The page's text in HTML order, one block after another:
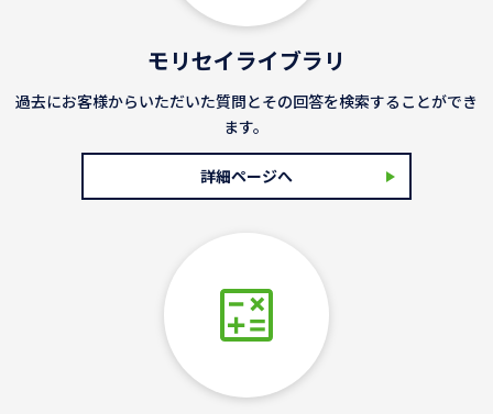
モリセイライブラリ
過去にお客様からいただいた質問とその回答を検索することができ
ます。
詳細ページへ